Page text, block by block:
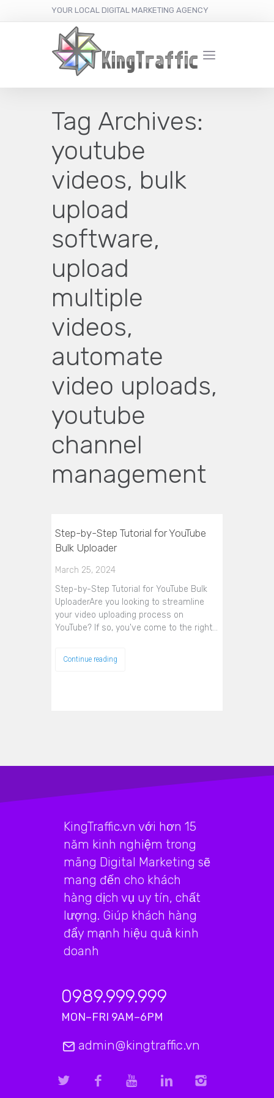
YOUR LOCAL DIGITAL MARKETING AGENCY
Tag Archives:
youtube
videos, bulk
upload
software,
upload
multiple
videos,
automate
video uploads,
youtube
channel
management
Step-by-Step Tutorial for YouTube
Bulk Uploader
March 25, 2024
Step-by-Step Tutorial for YouTube Bulk
UploaderAre you looking to streamline
your video uploading process on
YouTube? If so, you've come to the right…
Continue reading
KingTraffic.vn với hơn 15
năm kinh nghiệm trong
mãng Digital Marketing sẽ
mang đến cho khách
hàng dịch vụ uy tín, chất
lượng. Giúp khách hàng
đẩy mạnh hiệu quả kinh
doanh
0989.999.999
MON–FRI 9AM–6PM
admin@kingtraffic.vn